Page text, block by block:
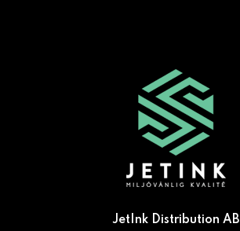
JetInk Distribution AB